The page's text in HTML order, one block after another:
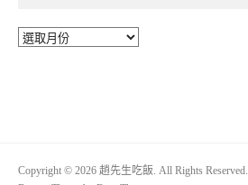
彙
Copyright © 2026 趙先生吃飯. All Rights Reserved.